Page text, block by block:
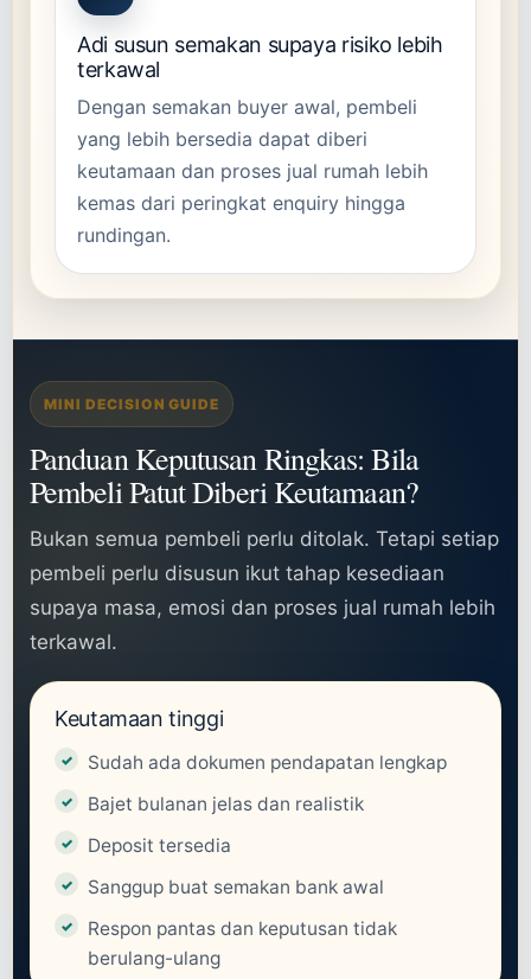
Adi susun semakan supaya risiko lebih
terkawal
Dengan semakan buyer awal, pembeli
yang lebih bersedia dapat diberi
keutamaan dan proses jual rumah lebih
kemas dari peringkat enquiry hingga
rundingan.
MINI DECISION GUIDE
Panduan Keputusan Ringkas: Bila
Pembeli Patut Diberi Keutamaan?
Bukan semua pembeli perlu ditolak. Tetapi setiap
pembeli perlu disusun ikut tahap kesediaan
supaya masa, emosi dan proses jual rumah lebih
terkawal.
Keutamaan tinggi
Sudah ada dokumen pendapatan lengkap
Bajet bulanan jelas dan realistik
Deposit tersedia
Sanggup buat semakan bank awal
Respon pantas dan keputusan tidak
berulang-ulang